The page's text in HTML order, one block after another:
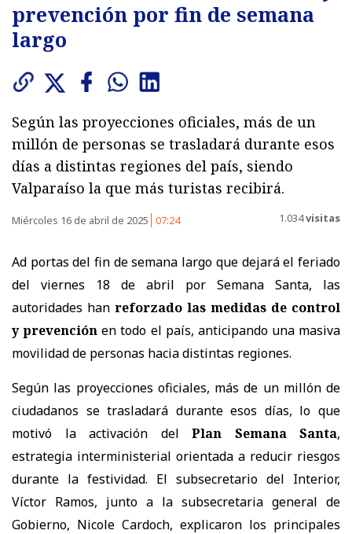
prevención por fin de semana
largo
Según las proyecciones oficiales, más de un
millón de personas se trasladará durante esos
días a distintas regiones del país, siendo
Valparaíso la que más turistas recibirá.
Miércoles 16 de abril de 2025 07:24 1.034visitas
Ad portas del fin de semana largo que dejará el feriado
del viernes 18 de abril por Semana Santa, las
autoridades han reforzado las medidas de control
y prevención en todo el país, anticipando una masiva
movilidad de personas hacia distintas regiones.
Según las proyecciones oficiales, más de un millón de
ciudadanos se trasladará durante esos días, lo que
motivó la activación del Plan Semana Santa,
estrategia interministerial orientada a reducir riesgos
durante la festividad. El subsecretario del Interior,
Víctor Ramos, junto a la subsecretaria general de
Gobierno, Nicole Cardoch, explicaron los principales